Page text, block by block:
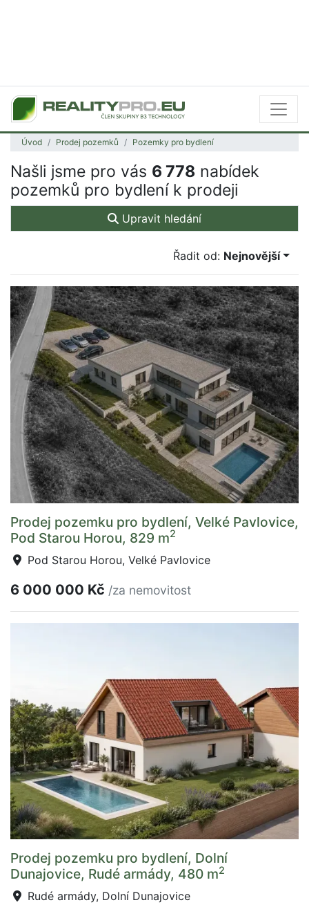
Úvod Prodej pozemků Pozemky pro bydlení
Našli jsme pro vás 6 778 nabídek
pozemků pro bydlení k prodeji
Upravit hledání
Řadit od: Nejnovější
Prodej pozemku pro bydlení, Velké Pavlovice,
Pod Starou Horou, 829 m2
Pod Starou Horou, Velké Pavlovice
6 000 000 Kč /za nemovitost
Prodej pozemku pro bydlení, Dolní
Dunajovice, Rudé armády, 480 m2
Rudé armády, Dolní Dunajovice